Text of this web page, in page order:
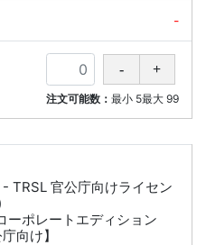
-
注文可能数： 最小 5最大 99
TRSL 官公庁向けライセン
ーポレートエディション
向け】